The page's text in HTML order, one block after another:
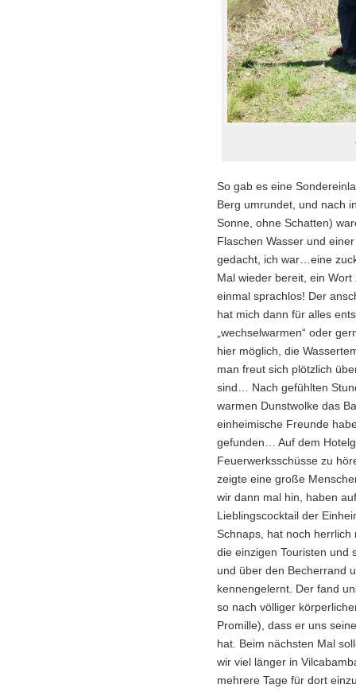
So gab es eine
Berg umrundet, und nach
Sonne, ohne Schatten)
Flaschen Wasser und
gedacht, ich war…eine
Mal wieder bereit, ein
einmal sprachlos! Der
hat mich dann für alles
„wechselwarmen“ oder
hier möglich, die
man freut sich plötzlich
sind… Nach gefühlten
warmen Dunstwolke das
einheimische Freunde
gefunden… Auf dem
Feuerwerksschüsse zu
zeigte eine große
wir dann mal hin, haben
Lieblingscocktail der
Schnaps, hat noch
die einzigen Touristen und
und über den Becherrand
kennengelernt. Der fand
so nach völliger
Promille), dass er uns
hat. Beim nächsten Mal
wir viel länger in
mehrere Tage für dort